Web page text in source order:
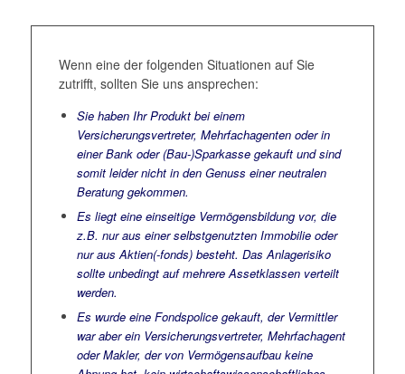
Wenn eine der folgenden Situationen auf Sie
zutrifft, sollten Sie uns ansprechen:
Sie haben Ihr Produkt bei einem
Versicherungsvertreter, Mehrfachagenten oder in
einer Bank oder (Bau-)Sparkasse gekauft und sind
somit leider nicht in den Genuss einer neutralen
Beratung gekommen.
Es liegt eine einseitige Vermögensbildung vor, die
z.B. nur aus einer selbstgenutzten Immobilie oder
nur aus Aktien(-fonds) besteht. Das Anlagerisiko
sollte unbedingt auf mehrere Assetklassen verteilt
werden.
Es wurde eine Fondspolice gekauft, der Vermittler
war aber ein Versicherungsvertreter, Mehrfachagent
oder Makler, der von Vermögensaufbau keine